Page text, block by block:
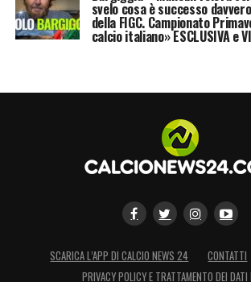
svelo cosa è successo
della FIGC. Campionato
calcio italiano» ESCLUSIVA e
SCARICA L’APP DI CALCIO NEWS 24 CONTATTI
PRIVACY POLICY E TRATTAMENTO DEI DATI